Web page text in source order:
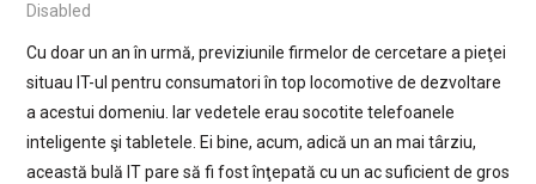
Disabled
Cu doar un an în urmă, previziunile firmelor de cercetare a pieţei
situau IT-ul pentru consumatori în top locomotive de dezvoltare
a acestui domeniu. Iar vedetele erau socotite telefoanele
inteligente şi tabletele. Ei bine, acum, adică un an mai târziu,
această bulă IT pare să fi fost înţepată cu un ac suficient de gros